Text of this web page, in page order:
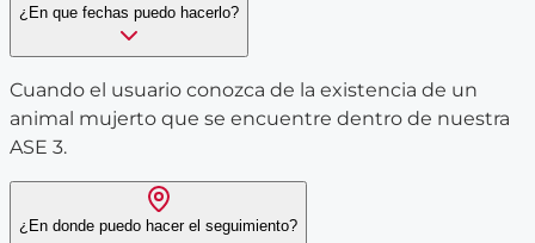
¿En que fechas puedo hacerlo?
Cuando el usuario conozca de la existencia de un
animal mujerto que se encuentre dentro de nuestra
ASE 3.
¿En donde puedo hacer el seguimiento?